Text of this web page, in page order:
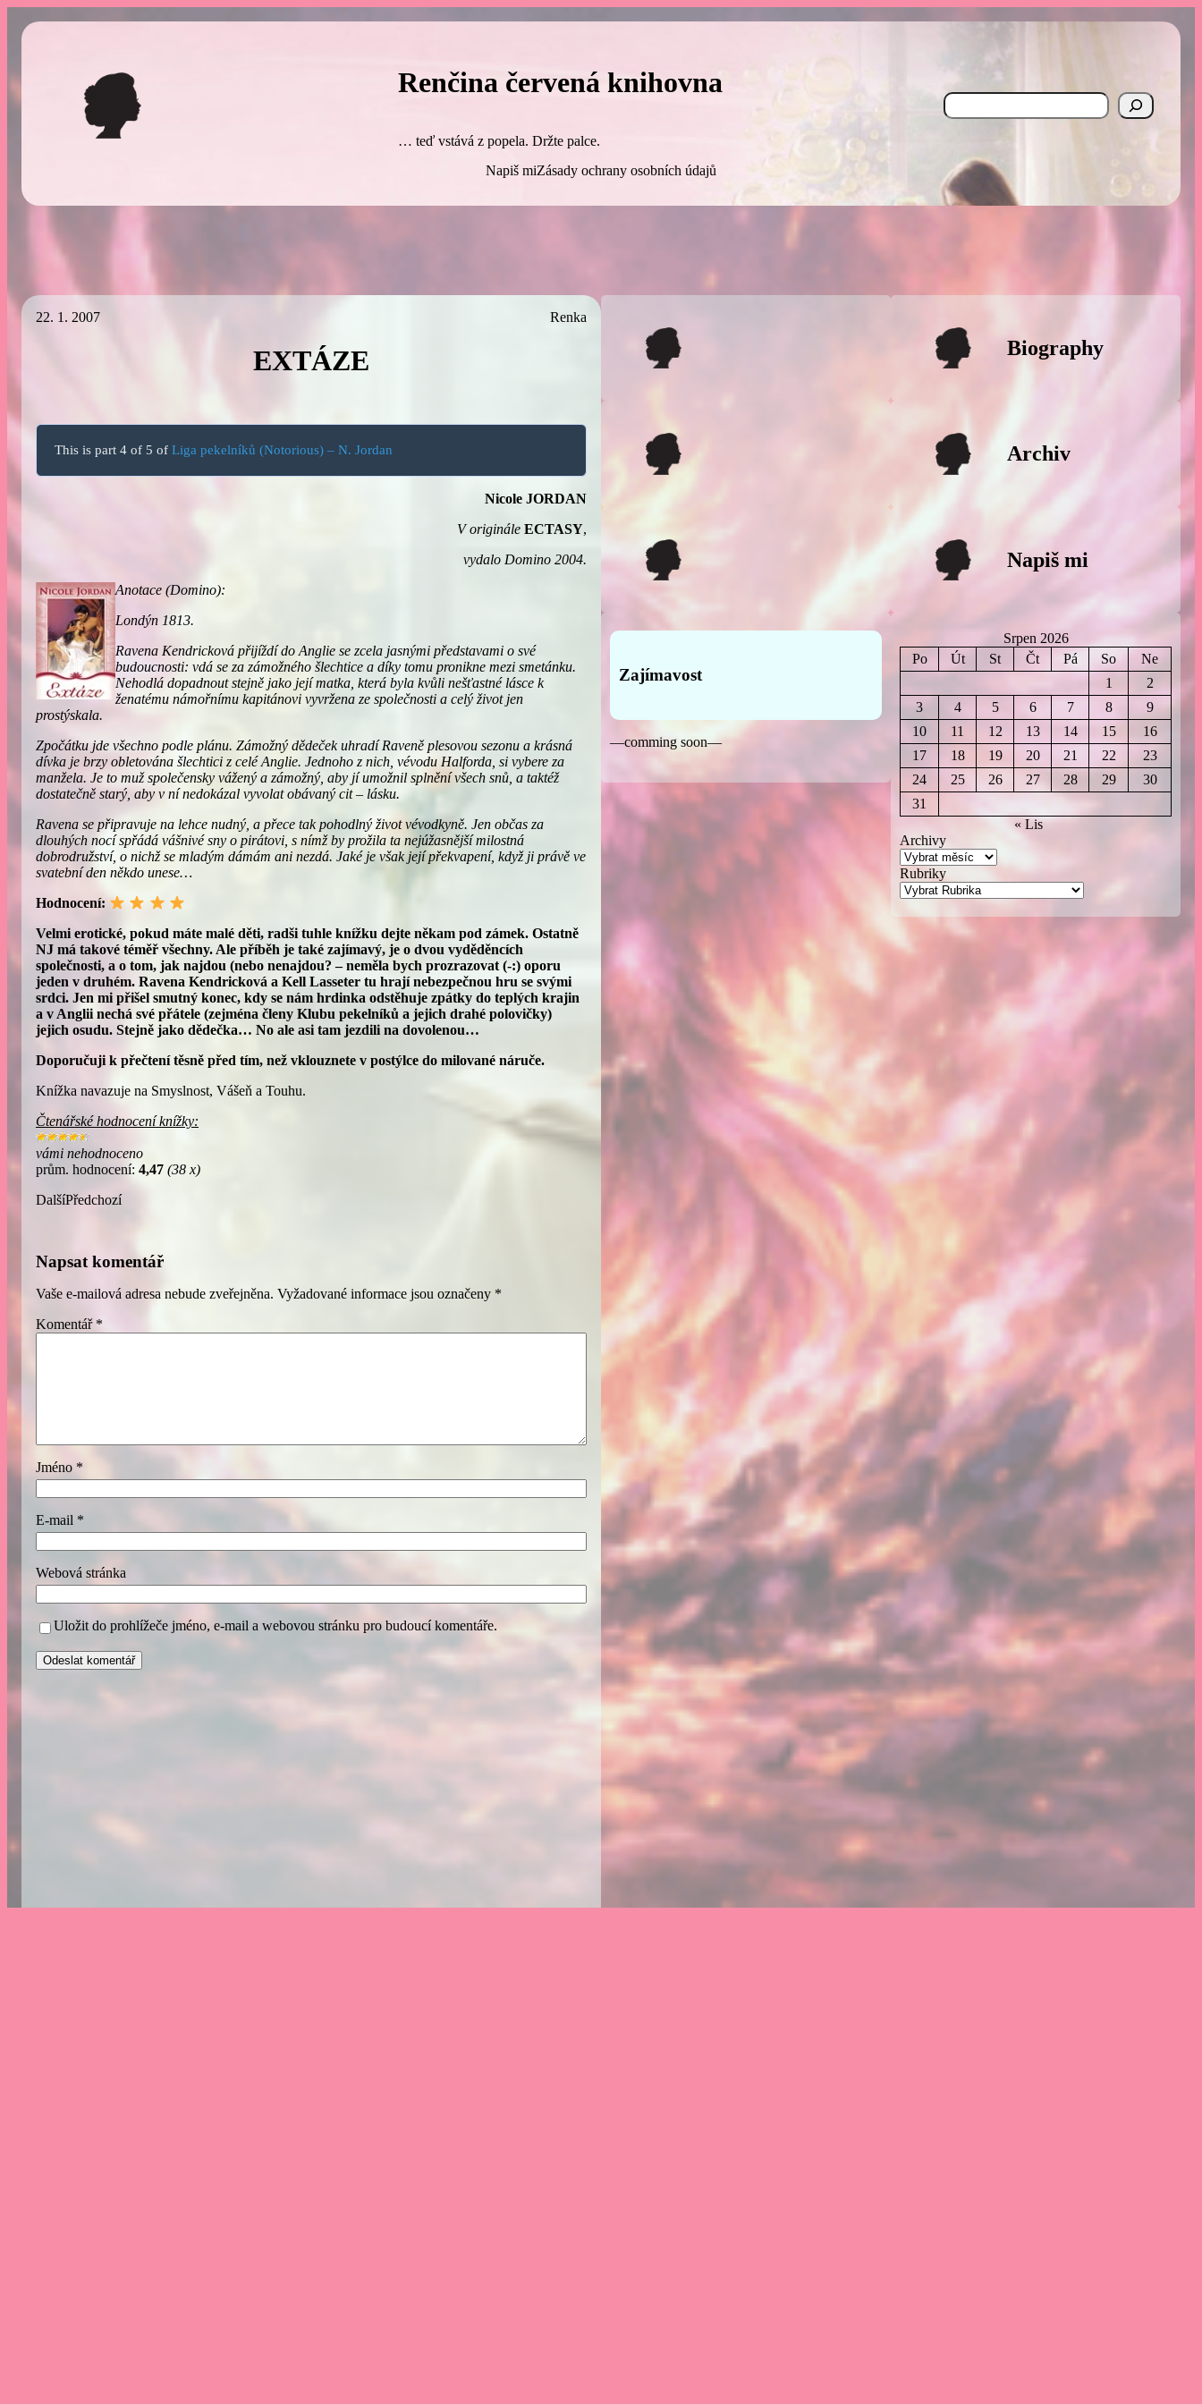
Renčina červená knihovna
… teď vstává z popela. Držte palce.
Search
Napiš miZásady ochrany osobních údajů
22. 1. 2007 Renka
EXTÁZE
This is part 4 of 5 of Liga pekelníků (Notorious) – N. Jordan
Nicole JORDAN
V originále ECTASY,
vydalo Domino 2004.
Anotace (Domino):
Londýn 1813.
Ravena Kendricková přijíždí do Anglie se zcela jasnými představami o své
budoucnosti: vdá se za zámožného šlechtice a díky tomu pronikne mezi smetánku.
Nehodlá dopadnout stejně jako její matka, která byla kvůli nešťastné lásce k
ženatému námořnímu kapitánovi vyvržena ze společnosti a celý život jen
prostýskala.
Zpočátku jde všechno podle plánu. Zámožný dědeček uhradí Raveně plesovou sezonu a krásná
dívka je brzy obletována šlechtici z celé Anglie. Jednoho z nich, vévodu Halforda, si vybere za
manžela. Je to muž společensky vážený a zámožný, aby jí umožnil splnění všech snů, a taktéž
dostatečně starý, aby v ní nedokázal vyvolat obávaný cit – lásku.
Ravena se připravuje na lehce nudný, a přece tak pohodlný život vévodkyně. Jen občas za
dlouhých nocí spřádá vášnivé sny o pirátovi, s nímž by prožila ta nejúžasnější milostná
dobrodružství, o nichž se mladým dámám ani nezdá. Jaké je však její překvapení, když ji právě ve
svatební den někdo unese…
Hodnocení:
Velmi erotické, pokud máte malé děti, radši tuhle knížku dejte někam pod zámek. Ostatně
NJ má takové téměř všechny. Ale příběh je také zajímavý, je o dvou vyděděncích
společnosti, a o tom, jak najdou (nebo nenajdou? – neměla bych prozrazovat (-:) oporu
jeden v druhém. Ravena Kendricková a Kell Lasseter tu hrají nebezpečnou hru se svými
srdci. Jen mi přišel smutný konec, kdy se nám hrdinka odstěhuje zpátky do teplých krajin
a v Anglii nechá své přátele (zejména členy Klubu pekelníků a jejich drahé polovičky)
jejich osudu. Stejně jako dědečka… No ale asi tam jezdili na dovolenou…
Doporučuji k přečtení těsně před tím, než vklouznete v postýlce do milované náruče.
Knížka navazuje na Smyslnost, Vášeň a Touhu.
Čtenářské hodnocení knížky:
vámi nehodnoceno
prům. hodnocení: 4,47 (38 x)
DalšíPředchozí
Napsat komentář
Vaše e-mailová adresa nebude zveřejněna. Vyžadované informace jsou označeny *
Komentář *
Jméno *
E-mail *
Webová stránka
Uložit do prohlížeče jméno, e-mail a webovou stránku pro budoucí komentáře.
Zajímavost
—comming soon—
Biography
Archiv
Napiš mi
Srpen 2026
Po
Út St Čt Pá So
Ne
1
2
3
4 5 6 7 8
9
10
11 12 13 14 15
16
17
18 19 20 21 22
23
24
25 26 27 28 29
30
31
« Lis
Archivy
Rubriky